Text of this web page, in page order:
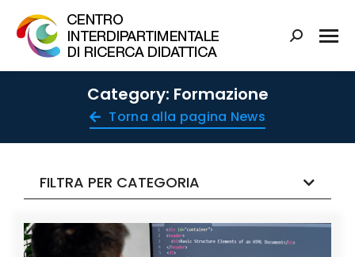
Category: Formazione
Torna alla pagina News
FILTRA PER CATEGORIA